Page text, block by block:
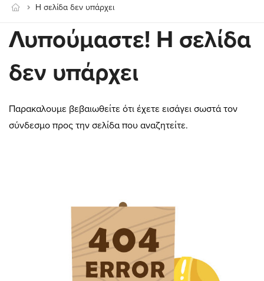
Η σελίδα δεν υπάρχει
Λυπούμαστε! Η σελίδα
δεν υπάρχει
Παρακαλουμε βεβαιωθείτε ότι έχετε εισάγει σωστά τον
σύνδεσμο προς την σελίδα που αναζητείτε.